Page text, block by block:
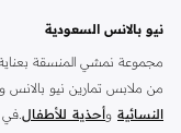
نيو بالانس السعودية
مجموعة نمشي المنسقة
من ملابس تمارين نيو
النسائية وأحذية للأطفال